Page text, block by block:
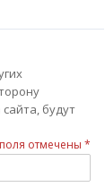
будут
отмечены *